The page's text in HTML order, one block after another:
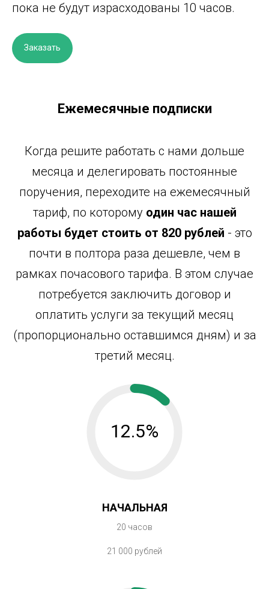
пока не будут израсходованы 10 часов.
Заказать
Ежемесячные подписки
Когда решите работать с нами дольше
месяца и делегировать постоянные
поручения, переходите на ежемесячный
тариф, по которому один час нашей
работы будет стоить от 820 рублей - это
почти в полтора раза дешевле, чем в
рамках почасового тарифа. В этом случае
потребуется заключить договор и
оплатить услуги за текущий месяц
(пропорционально оставшимся дням) и за
третий месяц.
12.5%
НАЧАЛЬНАЯ
20 часов
21 000 рублей